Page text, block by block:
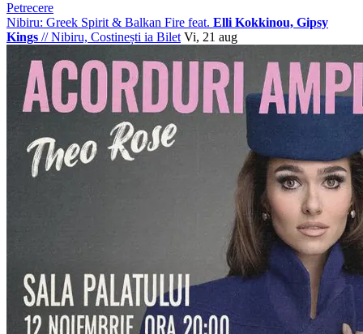
Petrecere
Nibiru: Greek Spirit & Balkan Fire feat. Elli Kokkinou, Gipsy
Kings //Nibiru, Costinești ia Bilet Vi, 21 aug